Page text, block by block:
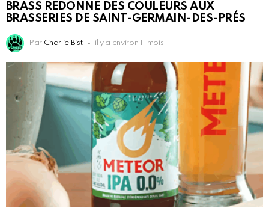
BRASS REDONNE DES COULEURS AUX
BRASSERIES DE SAINT-GERMAIN-DES-PRÉS
Par Charlie Bist il y a environ 11 mois